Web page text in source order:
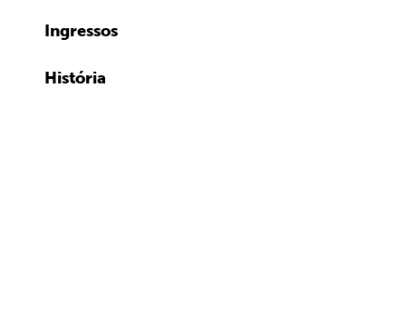
Ingressos
História